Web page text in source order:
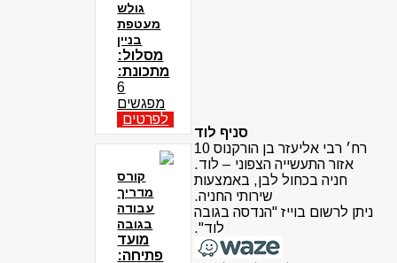
סניף לוד
רח׳ רבי אליעזר בן הורקנוס 10
אזור התעשייה הצפוני – לוד.
חניה בכחול לבן, באמצעות
שירותי החניה.
ניתן לרשום בוייז "הנדסה בגובה
לוד".
גולש
מעטפת
בניין
מסלול:
מתכונת:
6
מפגשים
לפרטים
קורס
מדריך
עבודה
בגובה
מועד
פתיחה: